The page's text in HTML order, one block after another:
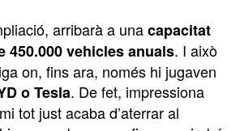
arribarà a unacapacitat
450.000 vehicles anuals. I això
on, fins ara, només hi jugaven
o Tesla. De fet, impressiona
tot just acaba d’aterrar al